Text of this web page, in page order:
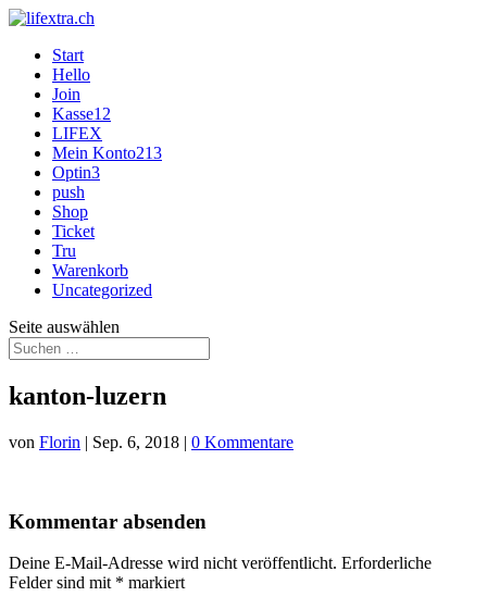
Start
Hello
Join
Kasse12
LIFEX
Mein Konto213
Optin3
push
Shop
Ticket
Tru
Warenkorb
Uncategorized
Seite auswählen
kanton-luzern
von Florin | Sep. 6, 2018 | 0 Kommentare
Kommentar absenden
Deine E-Mail-Adresse wird nicht veröffentlicht. Erforderliche
Felder sind mit * markiert